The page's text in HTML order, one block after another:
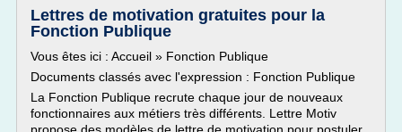
Lettres de motivation gratuites pour la
Fonction Publique
Vous êtes ici : Accueil » Fonction Publique
Documents classés avec l'expression : Fonction Publique
La Fonction Publique recrute chaque jour de nouveaux
fonctionnaires aux métiers très différents. Lettre Motiv